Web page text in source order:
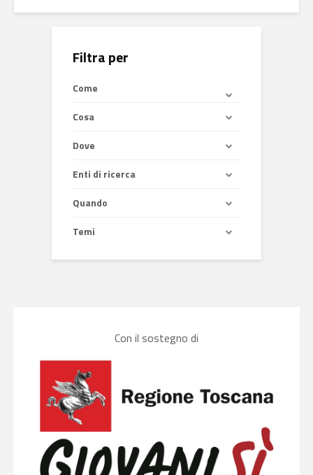
Filtra per
Come
Cosa
Dove
Enti di ricerca
Quando
Temi
Con il sostegno di